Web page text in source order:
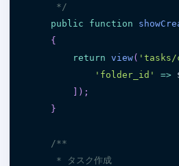
     */
public
function
{
return view( 'tasks/
'folder_id'
=>
] ) ;
}
/**
     * タスク作成